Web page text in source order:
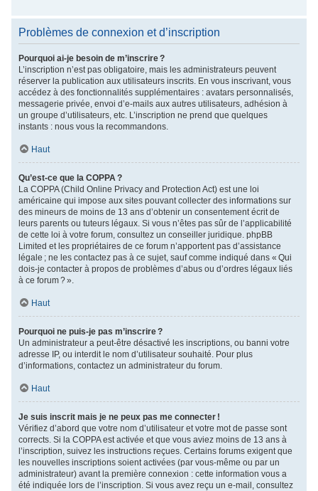
Problèmes de connexion et d’inscription
Pourquoi ai-je besoin de m’inscrire ?
L’inscription n’est pas obligatoire, mais les administrateurs peuvent
réserver la publication aux utilisateurs inscrits. En vous inscrivant, vous
accédez à des fonctionnalités supplémentaires : avatars personnalisés,
messagerie privée, envoi d’e-mails aux autres utilisateurs, adhésion à
un groupe d’utilisateurs, etc. L’inscription ne prend que quelques
instants : nous vous la recommandons.
Haut
Qu’est-ce que la COPPA ?
La COPPA (Child Online Privacy and Protection Act) est une loi
américaine qui impose aux sites pouvant collecter des informations sur
des mineurs de moins de 13 ans d’obtenir un consentement écrit de
leurs parents ou tuteurs légaux. Si vous n’êtes pas sûr de l’applicabilité
de cette loi à votre forum, consultez un conseiller juridique. phpBB
Limited et les propriétaires de ce forum n’apportent pas d’assistance
légale ; ne les contactez pas à ce sujet, sauf comme indiqué dans « Qui
dois-je contacter à propos de problèmes d’abus ou d’ordres légaux liés
à ce forum ? ».
Haut
Pourquoi ne puis-je pas m’inscrire ?
Un administrateur a peut-être désactivé les inscriptions, ou banni votre
adresse IP, ou interdit le nom d’utilisateur souhaité. Pour plus
d’informations, contactez un administrateur du forum.
Haut
Je suis inscrit mais je ne peux pas me connecter !
Vérifiez d’abord que votre nom d’utilisateur et votre mot de passe sont
corrects. Si la COPPA est activée et que vous aviez moins de 13 ans à
l’inscription, suivez les instructions reçues. Certains forums exigent que
les nouvelles inscriptions soient activées (par vous-même ou par un
administrateur) avant la première connexion : cette information vous a
été indiquée lors de l’inscription. Si vous avez reçu un e-mail, consultez